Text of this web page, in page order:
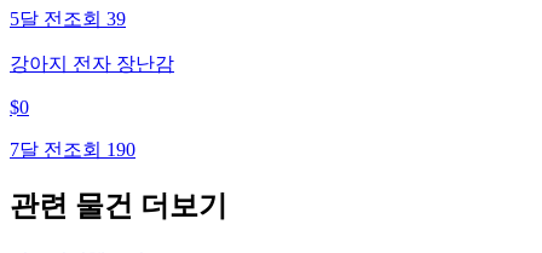
5달 전 조회 39
강아지 전자 장난감
$0
7달 전 조회 190
관련 물건 더보기